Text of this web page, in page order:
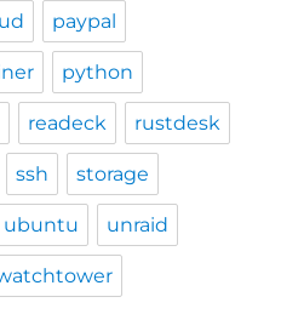
paypal
python
readeck rustdesk
ssh storage
ubuntu unraid